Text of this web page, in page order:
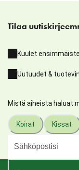
Tilaa
Kuulet
Uutuudet &
Mistä aiheista haluat
Koirat Kissat